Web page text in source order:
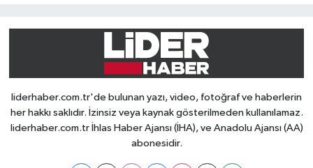
liderhaber.com.tr'de bulunan yazı, video, fotoğraf ve haberlerin
her hakkı saklıdır. İzinsiz veya kaynak gösterilmeden kullanılamaz.
liderhaber.com.tr İhlas Haber Ajansı (İHA), ve Anadolu Ajansı (AA)
abonesidir.